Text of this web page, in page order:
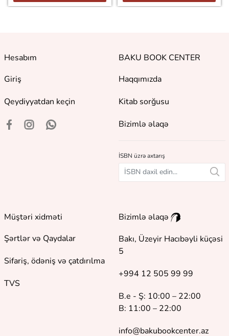
Hesabım
Giriş
Qeydiyyatdan keçin
BAKU BOOK CENTER
Haqqımızda
Kitab sorğusu
Bizimlə əlaqə
İSBN üzrə axtarış
Müştəri xidməti
Şərtlər və Qaydalar
Sifariş, ödəniş və çatdırılma
TVS
Bizimlə əlaqə
Bakı, Üzeyir Hacıbəyli küçəsi
5
+994 12 505 99 99
B.e - Ş: 10:00 – 22:00
B: 11:00 – 22:00
info@bakubookcenter.az